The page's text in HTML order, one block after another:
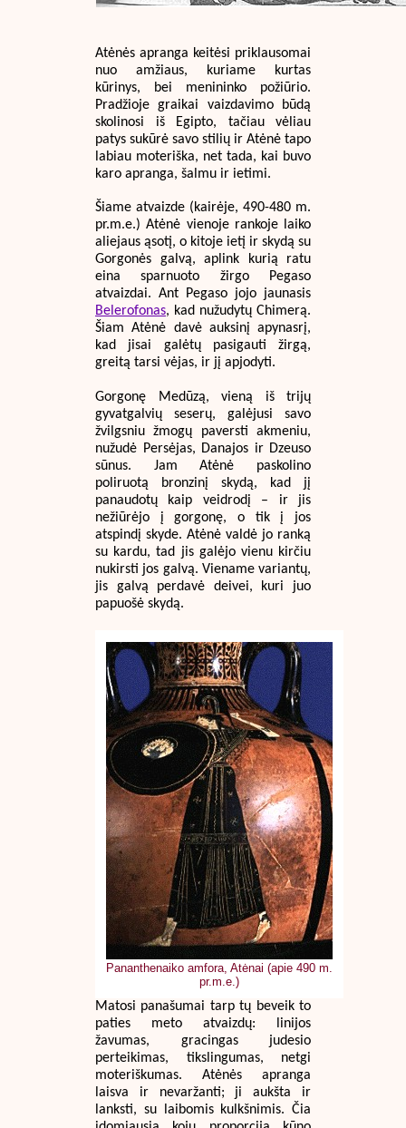
Atėnės apranga keitėsi priklausomai
nuo amžiaus, kuriame kurtas
kūrinys, bei menininko požiūrio.
Pradžioje graikai vaizdavimo būdą
skolinosi iš Egipto, tačiau vėliau
patys sukūrė savo stilių ir Atėnė tapo
labiau moteriška, net tada, kai buvo
karo apranga, šalmu ir ietimi.
Šiame atvaizde (kairėje, 490-480 m.
pr.m.e.) Atėnė vienoje rankoje laiko
aliejaus ąsotį, o kitoje ietį ir skydą su
Gorgonės galvą, aplink kurią ratu
eina sparnuoto žirgo Pegaso
atvaizdai. Ant Pegaso jojo jaunasis
Belerofonas, kad nužudytų Chimerą.
Šiam Atėnė davė auksinį apynasrį,
kad jisai galėtų pasigauti žirgą,
greitą tarsi vėjas, ir jį apjodyti.
Gorgonę Medūzą, vieną iš trijų
gyvatgalvių seserų, galėjusi savo
žvilgsniu žmogų paversti akmeniu,
nužudė Persėjas, Danajos ir Dzeuso
sūnus. Jam Atėnė paskolino
poliruotą bronzinį skydą, kad jį
panaudotų kaip veidrodį – ir jis
nežiūrėjo į gorgonę, o tik į jos
atspindį skyde. Atėnė valdė jo ranką
su kardu, tad jis galėjo vienu kirčiu
nukirsti jos galvą. Viename variantų,
jis galvą perdavė deivei, kuri juo
papuošė skydą.
Pananthenaiko amfora, Atėnai (apie 490 m.
pr.m.e.)
Matosi panašumai tarp tų beveik to
paties meto atvaizdų: linijos
žavumas, gracingas judesio
perteikimas, tikslingumas, netgi
moteriškumas. Atėnės apranga
laisva ir nevaržanti; ji aukšta ir
lanksti, su laibomis kulkšnimis. Čia